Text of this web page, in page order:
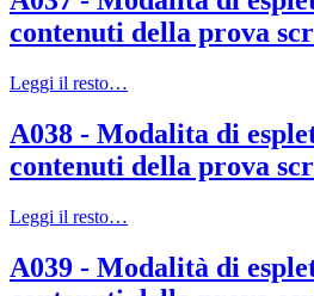
contenuti della prova
Leggi il resto…
A038 - Modalita di
contenuti della prova
Leggi il resto…
A039 - Modalità di